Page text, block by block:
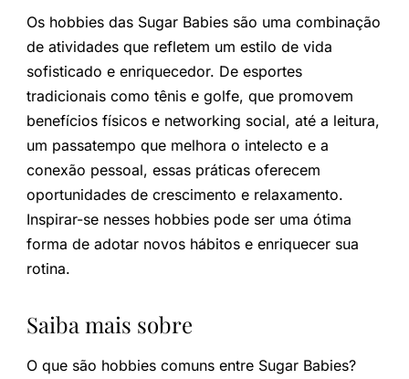
Os hobbies das Sugar Babies são uma combinação
de atividades que refletem um estilo de vida
sofisticado e enriquecedor. De esportes
tradicionais como tênis e golfe, que promovem
benefícios físicos e networking social, até a leitura,
um passatempo que melhora o intelecto e a
conexão pessoal, essas práticas oferecem
oportunidades de crescimento e relaxamento.
Inspirar-se nesses hobbies pode ser uma ótima
forma de adotar novos hábitos e enriquecer sua
rotina.
Saiba mais sobre
O que são hobbies comuns entre Sugar Babies?